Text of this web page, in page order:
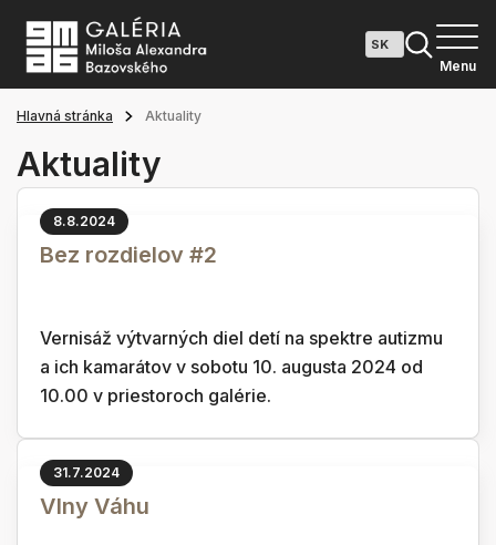
Menu
Hlavná stránka Aktuality
Aktuality
8.8.2024
Bez rozdielov #2
Vernisáž výtvarných diel detí na spektre autizmu
a ich kamarátov v sobotu 10. augusta 2024 od
10.00 v priestoroch galérie.
31.7.2024
Vlny Váhu